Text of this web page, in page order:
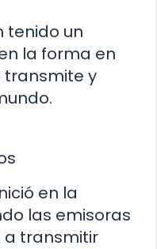
tenido un
la forma en
transmite y
en la
las emisoras
a transmitir